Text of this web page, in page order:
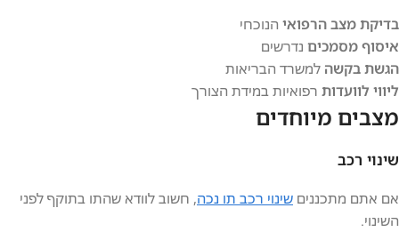
בדיקת מצב הרפואי הנוכחי
איסוף מסמכים נדרשים
הגשת בקשה למשרד הבריאות
ליווי לוועדות רפואיות במידת הצורך
מצבים מיוחדים
שינוי רכב
אם אתם מתכננים שינוי רכב תו נכה, חשוב לוודא שהתו בתוקף לפני
השינוי.